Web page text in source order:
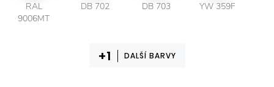
RAL
9006MT
DB 702 DB 703 YW 359F
DALŠÍ BARVY